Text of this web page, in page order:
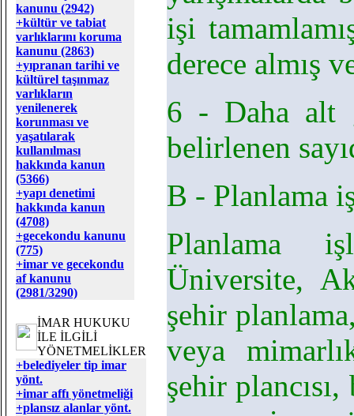
kanunu (2942)
+kültür ve tabiat
varlıklarını koruma
kanunu (2863)
+yıpranan tarihi ve
kültürel taşınmaz
varlıkların
yenilenerek
korunması ve
yaşatılarak
kullanılması
hakkında kanun
(5366)
+yapı denetimi
hakkında kanun
(4708)
+gecekondu kanunu
(775)
+imar ve gecekondu
af kanunu
(2981/3290)
İMAR HUKUKU
İLE İLGİLİ
YÖNETMELİKLER
+belediyeler tip imar
yönt.
+imar affı yönetmeliği
+plansız alanlar yönt.
işi
derece almış
6 - Daha alt
belirlenen
B - Planlama
Planlama
Üniversite,
şehir
veya
şehir plancısı,